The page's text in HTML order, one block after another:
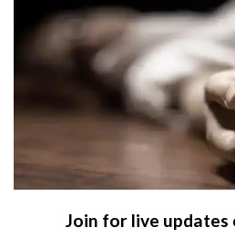
Join for live updates